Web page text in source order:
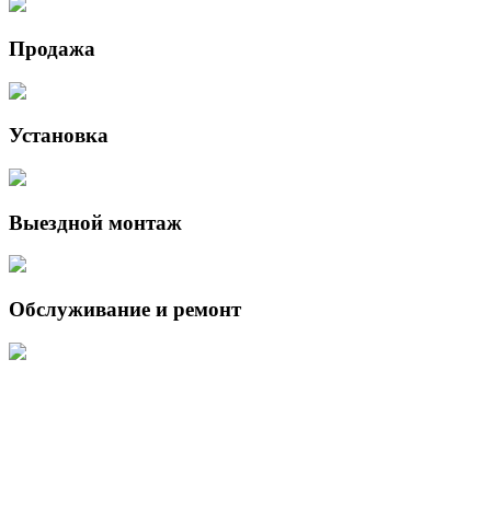
Продажа
Установка
Выездной монтаж
Обслуживание и ремонт